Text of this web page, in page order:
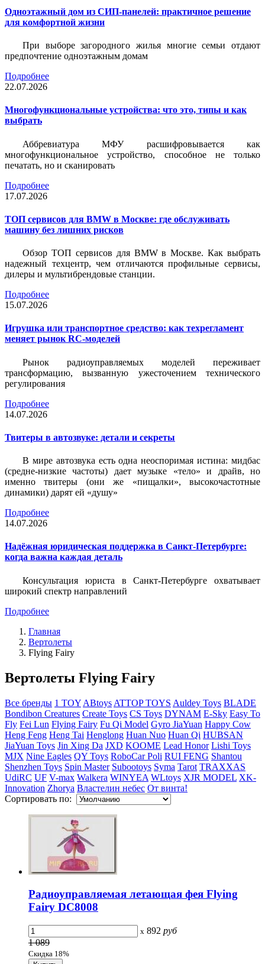
Одноэтажный дом из СИП-панелей: практичное решение
для комфортной жизни
При выборе загородного жилья многие семьи отдают
предпочтение одноэтажным домам
Подробнее
22.07.2026
Многофункциональные устройства: что это, типы и как
выбрать
Аббревиатура МФУ расшифровывается как
многофункциональное устройство, способное не только
печатать, но и сканировать
Подробнее
17.07.2026
ТОП сервисов для BMW в Москве: где обслуживать
машину без лишних рисков
Обзор ТОП сервисов для BMW в Москве. Как выбрать
надежный техцентр, чем отличаются профильные сервисы,
дилеры и мультибрендовые станции.
Подробнее
15.07.2026
Игрушка или транспортное средство: как техрегламент
меняет рынок RC-моделей
Рынок радиоуправляемых моделей переживает
трансформацию, вызванную ужесточением технического
регулирования
Подробнее
14.07.2026
Твитеры в автозвуке: детали и секреты
В мире автозвука есть одна неоспоримая истина: мидбас
(средне-низкие частоты) дает музыке «тело» и драйв, но
именно твитеры (они же «пищалки», высокочастотные
динамики) дарят ей «душу»
Подробнее
14.07.2026
Надёжная юридическая поддержка в Санкт-Петербурге:
когда важна каждая деталь
Консультация юриста в Санкт-Петербурге охватывает
широкий спектр направлений
Подробнее
Главная
Вертолеты
Flying Fairy
Вертолеты Flying Fairy
Все бренды 1 TOY ABtoys ATTOP TOYS Auldey Toys BLADE
Bondibon Creatures Create Toys CS Toys DYNAM E-Sky Easy To
Fly Fei Lun Flying Fairy Fu Qi Model Gyro JiaYuan Happy Cow
Heng Feng Heng Tai Henglong Huan Nuo Huan Qi HUBSAN
JiaYuan Toys Jin Xing Da JXD KOOME Lead Honor Lishi Toys
MJX Nine Eagles QY Toys RoboCar Poli RUI FENG Shantou
Shenzhen Toys Spin Master Subootoys Syma Tarot TRAXXAS
UdiRC UF V-max Walkera WINYEA WLtoys XJR MODEL XK-
Innovation Zhorya Властелин небес От винта!
Сортировать по:
Радиоуправляемая летающая фея Flying
Fairy DC8008
x 892 руб
1 089
Скидка 18%